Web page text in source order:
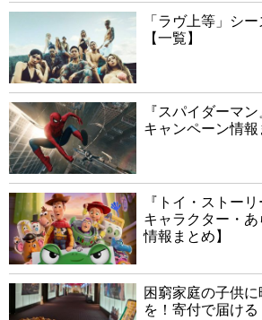
「ラヴ上等」シ
【一覧】
『スパイダーマ
キャンペーン情
『トイ・ストー
キャラクター・
情報まとめ】
困窮家庭の子供
を！寄付で届ける